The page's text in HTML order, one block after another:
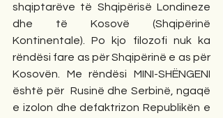
shqiptarëve të Shqipërisë Londineze
dhe të Kosovë (Shqipërinë
Kontinentale). Po kjo filozofi nuk ka
rëndësi fare as për Shqipërinë e as për
Kosovën. Me rëndësi MINI-SHËNGENI
është për  Rusinë dhe Serbinë, ngaqë
e izolon dhe defaktrizon Republikën e